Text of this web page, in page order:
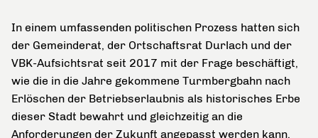
In einem umfassenden politischen Prozess hatten sich
der Gemeinderat, der Ortschaftsrat Durlach und der
VBK-Aufsichtsrat seit 2017 mit der Frage beschäftigt,
wie die in die Jahre gekommene Turmbergbahn nach
Erlöschen der Betriebserlaubnis als historisches Erbe
dieser Stadt bewahrt und gleichzeitig an die
Anforderungen der Zukunft angepasst werden kann.